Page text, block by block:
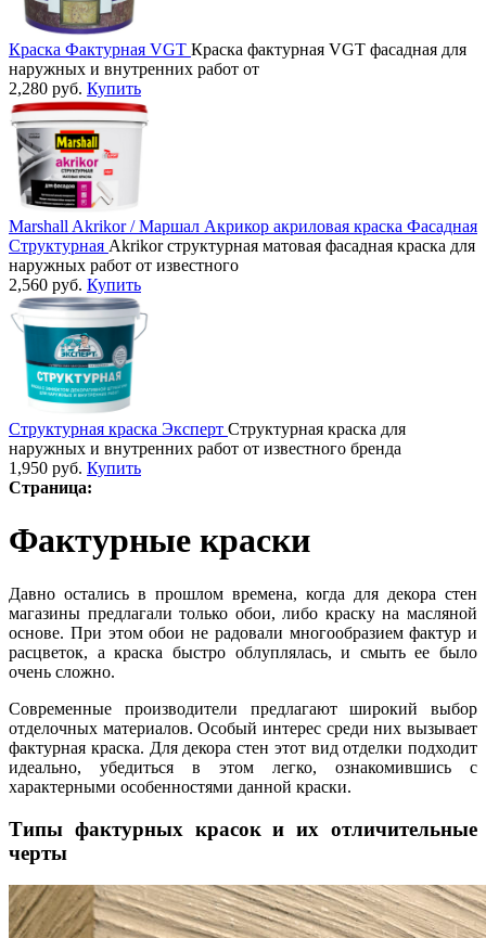
Краска Фактурная VGT Краска фактурная VGT фасадная для
наружных и внутренних работ от
2,280 руб. Купить
Marshall Akrikor / Маршал Акрикор акриловая краска Фасадная
Структурная Akrikor структурная матовая фасадная краска для
наружных работ от известного
2,560 руб. Купить
Структурная краска Эксперт Структурная краска для
наружных и внутренних работ от известного бренда
1,950 руб. Купить
Страница:
Фактурные краски
Давно остались в прошлом времена, когда для декора стен
магазины предлагали только обои, либо краску на масляной
основе. При этом обои не радовали многообразием фактур и
расцветок, а краска быстро облуплялась, и смыть ее было
очень сложно.
Современные производители предлагают широкий выбор
отделочных материалов. Особый интерес среди них вызывает
фактурная краска. Для декора стен этот вид отделки подходит
идеально, убедиться в этом легко, ознакомившись с
характерными особенностями данной краски.
Типы фактурных красок и их отличительные
черты